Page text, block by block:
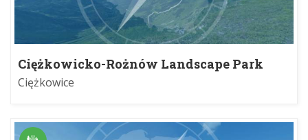
Ciężkowicko-Rożnów Landscape Park
Ciężkowice